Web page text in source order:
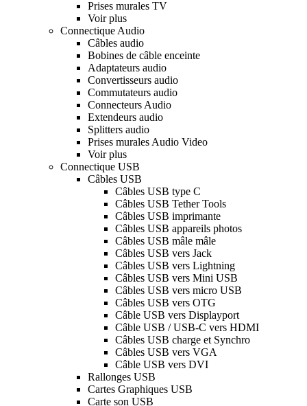
Prises murales TV
Voir plus
Connectique Audio
Câbles audio
Bobines de câble enceinte
Adaptateurs audio
Convertisseurs audio
Commutateurs audio
Connecteurs Audio
Extendeurs audio
Splitters audio
Prises murales Audio Video
Voir plus
Connectique USB
Câbles USB
Câbles USB type C
Câbles USB Tether Tools
Câbles USB imprimante
Câbles USB appareils photos
Câbles USB mâle mâle
Câbles USB vers Jack
Câbles USB vers Lightning
Câbles USB vers Mini USB
Câbles USB vers micro USB
Câbles USB vers OTG
Câble USB vers Displayport
Câble USB / USB-C vers HDMI
Câbles USB charge et Synchro
Câbles USB vers VGA
Câble USB vers DVI
Rallonges USB
Cartes Graphiques USB
Carte son USB